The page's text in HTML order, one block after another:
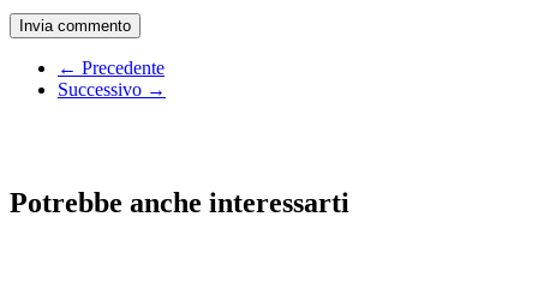
← Precedente
Successivo →
Potrebbe anche interessarti